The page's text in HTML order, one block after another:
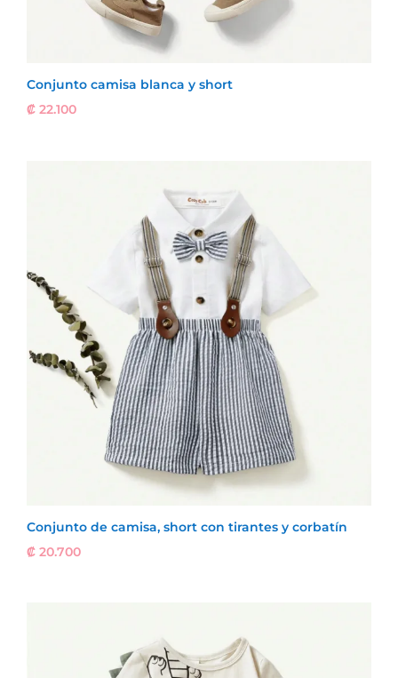
Conjunto camisa blanca y short
₡ 22.100
Conjunto de camisa, short con tirantes y corbatín
₡ 20.700